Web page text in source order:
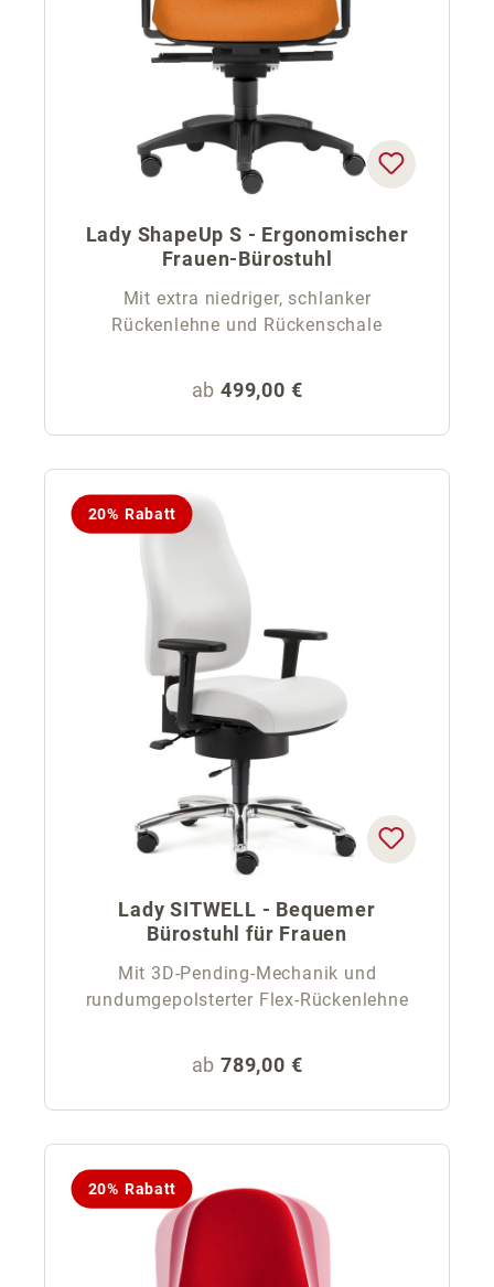
Lady ShapeUp S - Ergonomischer
Frauen-Bürostuhl
Mit extra niedriger, schlanker
Rückenlehne und Rückenschale
Regulärer Preis:
ab 499,00 €
20% Rabatt
Lady SITWELL - Bequemer
Bürostuhl für Frauen
Mit 3D-Pending-Mechanik und
rundumgepolsterter Flex-Rückenlehne
Regulärer Preis:
ab 789,00 €
20% Rabatt